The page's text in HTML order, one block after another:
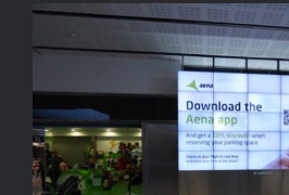
Publicidad en
aeropuertos